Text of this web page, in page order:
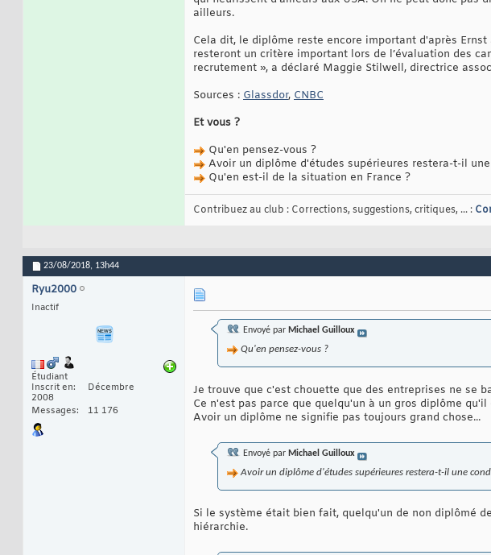
ailleurs.
Cela dit, le diplôme reste encore important d'après
resteront un critère important lors de l’évaluation des
recrutement », a déclaré Maggie Stilwell, directrice
Sources : Glassdor, CNBC
Et vous ?
Qu'en pensez-vous ?
Avoir un diplôme d'études supérieures restera-t-il
Qu'en est-il de la situation en France ?
Contribuez au club : Corrections, suggestions, critiques, ... :
23/08/2018, 13h44
Ryu2000
Inactif
Étudiant
Inscrit en
Décembre
2008
Messages
11 176
Envoyé par Michael Guilloux
Qu'en pensez-vous ?
Je trouve que c'est chouette que des entreprises ne se
Ce n'est pas parce que quelqu'un à un gros diplôme
Avoir un diplôme ne signifie pas toujours grand chose...
Envoyé par Michael Guilloux
Avoir un diplôme d'études supérieures restera-t-il une
Si le système était bien fait, quelqu'un de non diplômé
hiérarchie.